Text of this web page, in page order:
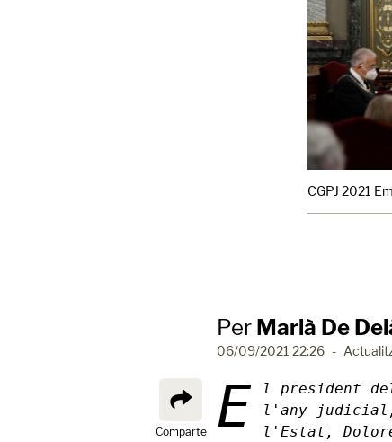
CGPJ 2021
Per Marià De
06/09/2021 22:26 -
Comparte E
l president del
l'any
l'Estat,